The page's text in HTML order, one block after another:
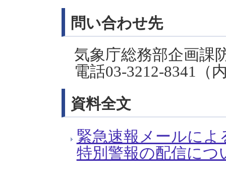
問い合わせ先
気象庁総務部企画課
電話03-3212-8341（
資料全文
緊急速報メールに
特別警報の配信につ